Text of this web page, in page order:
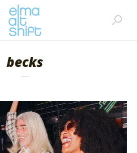
becks